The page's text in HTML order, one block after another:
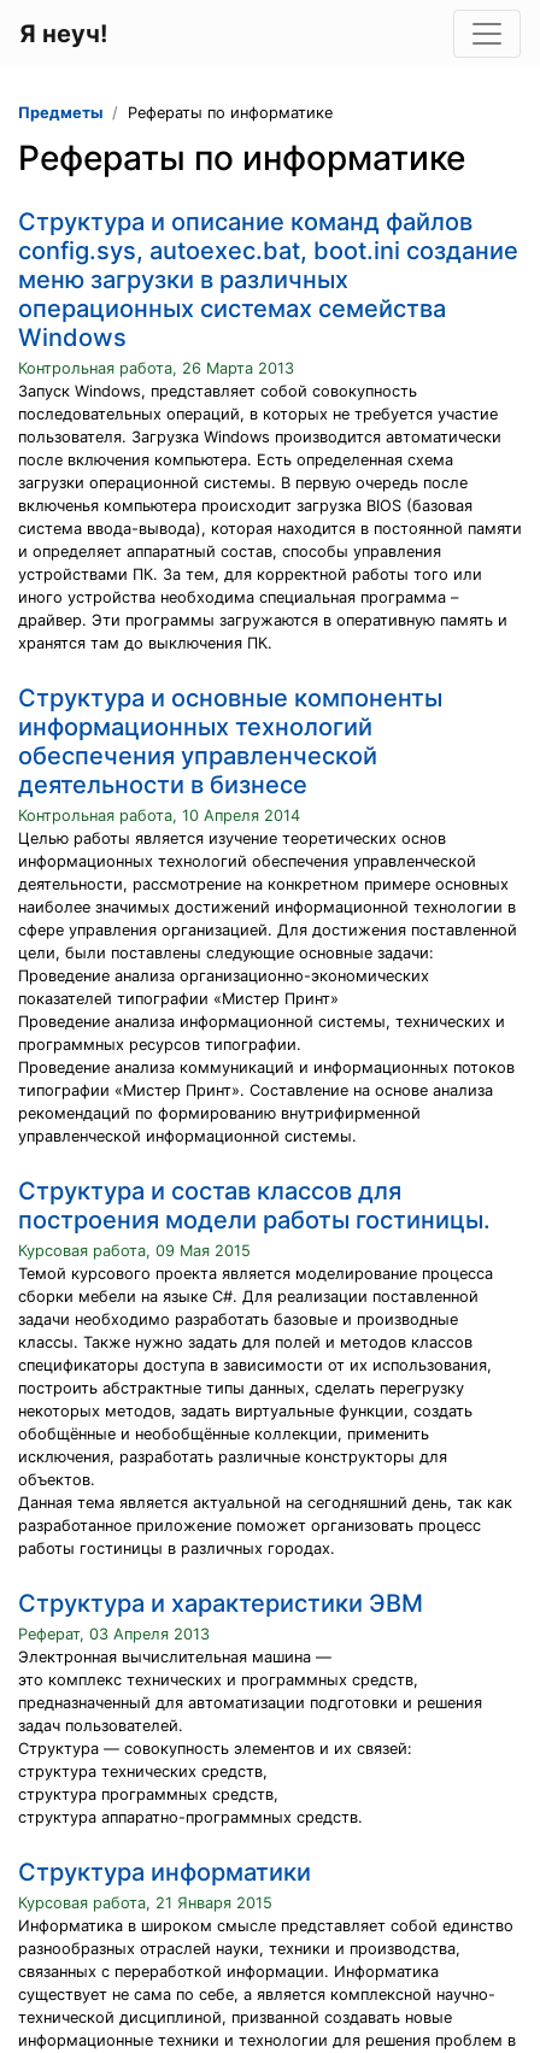
Я неуч!
Предметы Рефераты по информатике
Рефераты по информатике
Структура и описание команд файлов
config.sys, autoexec.bat, boot.ini создание
меню загрузки в различных
операционных системах семейства
Windows
Контрольная работа, 26 Марта 2013
Запуск Windows, представляет собой совокупность
последовательных операций, в которых не требуется участие
пользователя. Загрузка Windows производится автоматически
после включения компьютера. Есть определенная схема
загрузки операционной системы. В первую очередь после
включенья компьютера происходит загрузка BIOS (базовая
система ввода-вывода), которая находится в постоянной памяти
и определяет аппаратный состав, способы управления
устройствами ПК. За тем, для корректной работы того или
иного устройства необходима специальная программа –
драйвер. Эти программы загружаются в оперативную память и
хранятся там до выключения ПК.
Структура и основные компоненты
информационных технологий
обеспечения управленческой
деятельности в бизнесе
Контрольная работа, 10 Апреля 2014
Целью работы является изучение теоретических основ
информационных технологий обеспечения управленческой
деятельности, рассмотрение на конкретном примере основных
наиболее значимых достижений информационной технологии в
сфере управления организацией. Для достижения поставленной
цели, были поставлены следующие основные задачи:
Проведение анализа организационно-экономических
показателей типографии «Мистер Принт»
Проведение анализа информационной системы, технических и
программных ресурсов типографии.
Проведение анализа коммуникаций и информационных потоков
типографии «Мистер Принт». Составление на основе анализа
рекомендаций по формированию внутрифирменной
управленческой информационной системы.
Структура и состав классов для
построения модели работы гостиницы.
Курсовая работа, 09 Мая 2015
Темой курсового проекта является моделирование процесса
сборки мебели на языке С#. Для реализации поставленной
задачи необходимо разработать базовые и производные
классы. Также нужно задать для полей и методов классов
спецификаторы доступа в зависимости от их использования,
построить абстрактные типы данных, сделать перегрузку
некоторых методов, задать виртуальные функции, создать
обобщённые и необобщённые коллекции, применить
исключения, разработать различные конструкторы для
объектов.
Данная тема является актуальной на сегодняшний день, так как
разработанное приложение поможет организовать процесс
работы гостиницы в различных городах.
Структура и характеристики ЭВМ
Реферат, 03 Апреля 2013
Электронная вычислительная машина —
это комплекс технических и программных средств,
предназначенный для автоматизации подготовки и решения
задач пользователей.
Структура — совокупность элементов и их связей:
структура технических средств,
структура программных средств,
структура аппаратно-программных средств.
Структура информатики
Курсовая работа, 21 Января 2015
Информатика в широком смысле представляет собой единство
разнообразных отраслей науки, техники и производства,
связанных с переработкой информации. Информатика
существует не сама по себе, а является комплексной научно-
технической дисциплиной, призванной создавать новые
информационные техники и технологии для решения проблем в